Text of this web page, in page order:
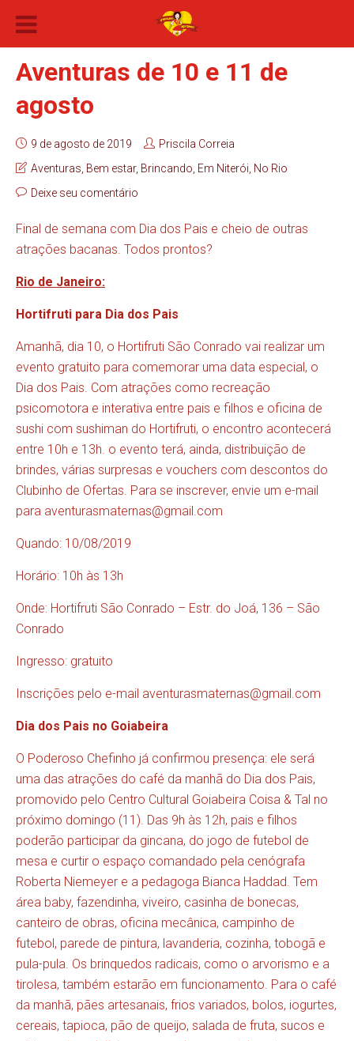
Aventuras de 10 e 11 de
agosto
9 de agosto de 2019
Priscila Correia
Aventuras Bem estar, Brincando Em Niterói No Rio
Deixe seu comentário
Final de semana com Dia dos Pais e cheio de outras
atrações bacanas. Todos prontos?
Rio de Janeiro:
Hortifruti para Dia dos Pais
Amanhã, dia 10, o Hortifruti São Conrado vai realizar um
evento gratuito para comemorar uma data especial, o
Dia dos Pais. Com atrações como recreação
psicomotora e interativa entre pais e filhos e oficina de
sushi com sushiman do Hortifruti, o encontro acontecerá
entre 10h e 13h. o evento terá, ainda, distribuição de
brindes, várias surpresas e vouchers com descontos do
Clubinho de Ofertas. Para se inscrever, envie um e-mail
para aventurasmaternas@gmail.com
Quando: 10/08/2019
Horário: 10h às 13h
Onde: Hortifruti São Conrado – Estr. do Joá, 136 – São
Conrado
Ingresso: gratuito
Inscrições pelo e-mail aventurasmaternas@gmail.com
Dia dos Pais no Goiabeira
O Poderoso Chefinho já confirmou presença: ele será
uma das atrações do café da manhã do Dia dos Pais,
promovido pelo Centro Cultural Goiabeira Coisa & Tal no
próximo domingo (11). Das 9h às 12h, pais e filhos
poderão participar da gincana, do jogo de futebol de
mesa e curtir o espaço comandado pela cenógrafa
Roberta Niemeyer e a pedagoga Bianca Haddad. Tem
área baby, fazendinha, viveiro, casinha de bonecas,
canteiro de obras, oficina mecânica, campinho de
futebol, parede de pintura, lavanderia, cozinha, tobogã e
pula-pula. Os brinquedos radicais, como o arvorismo e a
tirolesa, também estarão em funcionamento. Para o café
da manhã, pães artesanais, frios variados, bolos, iogurtes,
cereais, tapioca, pão de queijo, salada de fruta, sucos e